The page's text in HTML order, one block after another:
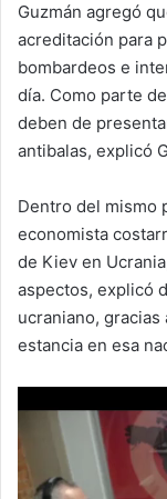
Guzmán agregó
acreditación para
bombardeos e
día. Como parte
deben de
antibalas, explicó
Dentro del mismo
economista
de Kiev en
aspectos, explicó
ucraniano,
estancia en esa